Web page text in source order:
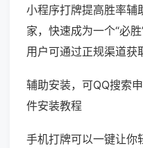
小程序打牌提高胜率辅
家，快速成为一个“必
用户可通过正规渠道获
辅助安装，可QQ搜索
件安装教程
手机打牌可以一键让你